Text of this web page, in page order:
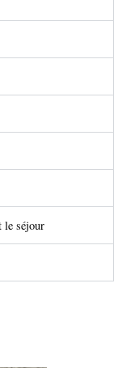
le séjour